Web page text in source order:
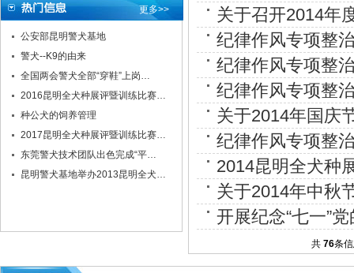
更多>>
公安部昆明警犬基地
警犬--K9的由来
全国两会警犬全部“穿鞋”上岗…
2016昆明全犬种展评暨训练比赛…
种公犬的饲养管理
2017昆明全犬种展评暨训练比赛…
东莞警犬技术团队出色完成“平…
昆明警犬基地举办2013昆明全犬…
关于召开2014年
纪律作风专项整
纪律作风专项整
纪律作风专项整
关于2014年国庆
纪律作风专项整
2014昆明全犬种
关于2014年中秋
开展纪念“七一”
共 76条